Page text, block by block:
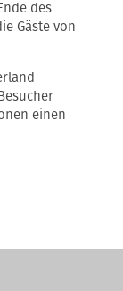
des
Gäste von
einen